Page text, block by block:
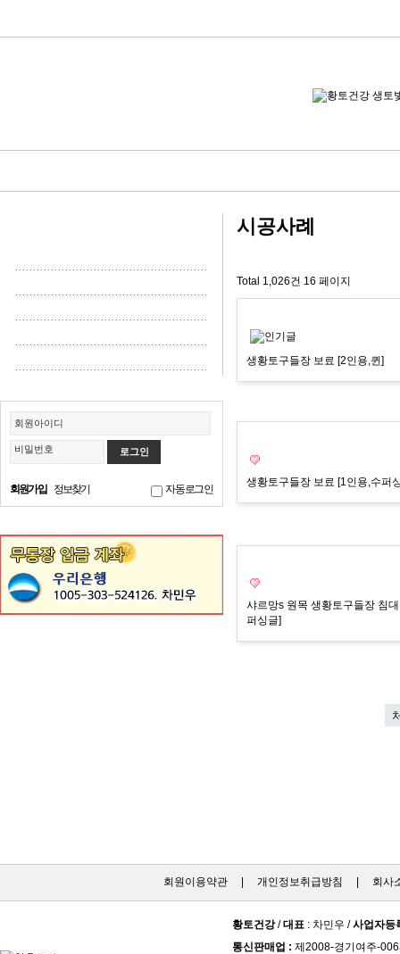
회원아이디
비밀번호
회원가입 정보찾기 자동로그인
시공사례
Total 1,026건 16 페이지
생황토구들장 보료 [2인용,퀸]
생황토구들장 보료 [1인용,수퍼
샤르망s 원목 생황토구들장 침
퍼싱글]
회원이용약관| 개인정보취급방침 회사
황토건강/대표 : 차민우 /사업자등
통신판매업 : 제2008-경기여주-